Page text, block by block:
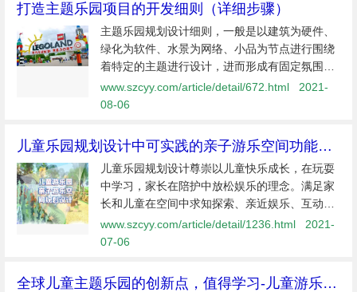
打造主题乐园项目的开发细则（详细步骤）
主题乐园规划设计细则，一般是以建筑为硬件、
绿化为软件、水景为网络、小品为节点进行围绕
着特定的主题进行设计，进而形成有固定氛围的
主题区，进而对主题产生共鸣，靠景观所塑造的
整体气氛才能完美地传达给游客，让游客在接近
www.szcyy.com/article/detail/672.html
2021-
08-06
儿童乐园规划设计中可实践的亲子游乐空间功能分
区规划示例
儿童乐园规划设计尊崇以儿童快乐成长，在玩耍
中学习，家长在陪护中放松娱乐的理念。满足家
长和儿童在空间中求知探索、亲近娱乐、互动等
基本需求。本文以杭州少年儿童公园为载体，研
究儿童乐园中适合亲子双方沟通玩耍的亲子互动
www.szcyy.com/article/detail/1236.html
2021-
07-06
全球儿童主题乐园的创新点，值得学习-儿童游乐场